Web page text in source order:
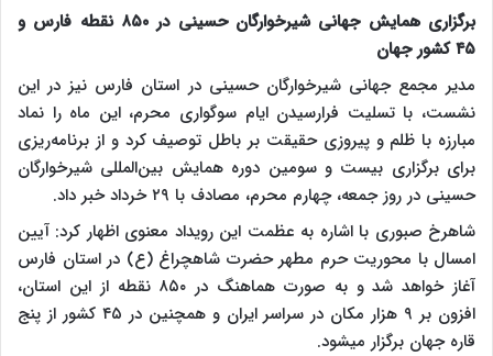
برگزاری همایش جهانی شیرخوارگان حسینی در ۸۵۰ نقطه فارس و
۴۵ کشور جهان
مدیر مجمع جهانی شیرخوارگان حسینی در استان فارس نیز در این
نشست، با تسلیت فرارسیدن ایام سوگواری محرم، این ماه را نماد
مبارزه با ظلم و پیروزی حقیقت بر باطل توصیف کرد و از برنامه‌ریزی
برای برگزاری بیست و سومین دوره همایش بین‌المللی شیرخوارگان
حسینی در روز جمعه، چهارم محرم، مصادف با ۲۹ خرداد خبر داد.
شاهرخ صبوری با اشاره به عظمت این رویداد معنوی اظهار کرد: آیین
امسال با محوریت حرم مطهر حضرت شاهچراغ (ع) در استان فارس
آغاز خواهد شد و به صورت هماهنگ در ۸۵۰ نقطه از این استان،
افزون بر ۹ هزار مکان در سراسر ایران و همچنین در ۴۵ کشور از پنج
قاره جهان برگزار میشود.